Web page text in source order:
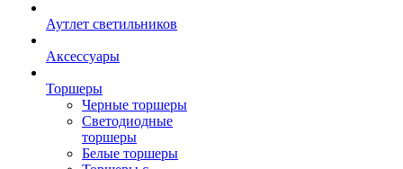
Аутлет светильников
Аксессуары
Торшеры
Черные торшеры
Светодиодные
торшеры
Белые торшеры